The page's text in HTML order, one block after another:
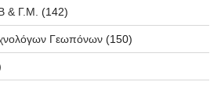
& Γ.Μ. (142)
Γεωπόνων (150)